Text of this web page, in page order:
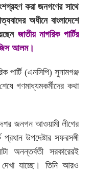
করা জনগণের সাথে
অধীনে বাংলাদেশে
জাতীয় নাগরিক পার্টির
আলম।
পার্টি (এনসিপি) সুনামগঞ্জ
গণমাধ্যমকর্মীদের কথা
জনগন আওয়ামী লীগের
উপদেষ্টার সফরসঙ্গী
অনন্তর্বতী সরকারেরই
দেখা যাচ্ছে। তিনি আরও